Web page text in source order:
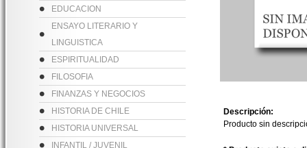
EDUCACION
ENSAYO LITERARIO Y
LINGUISTICA
ESPIRITUALIDAD
FILOSOFIA
FINANZAS Y NEGOCIOS
HISTORIA DE CHILE
HISTORIA UNIVERSAL
INFANTIL / JUVENIL
Descripción:
Producto sin